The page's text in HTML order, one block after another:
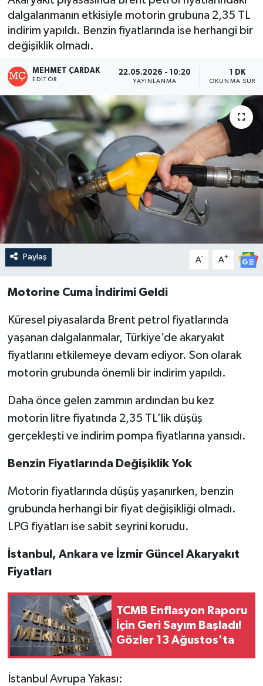
dalgalanmanın etkisiyle motorin grubuna 2,35 TL
indirim yapıldı. Benzin fiyatlarında ise herhangi bir
değişiklik olmadı.
MEHMET ÇARDAK
EDITÖR
22.05.2026 - 10:20
YAYINLANMA
1 DK
OKUNMA
Paylaş A- A+
Motorine Cuma İndirimi Geldi
Küresel piyasalarda Brent petrol fiyatlarında
yaşanan dalgalanmalar, Türkiye’de akaryakıt
fiyatlarını etkilemeye devam ediyor. Son olarak
motorin grubunda önemli bir indirim yapıldı.
Daha önce gelen zammın ardından bu kez
motorin litre fiyatında 2,35 TL’lik düşüş
gerçekleşti ve indirim pompa fiyatlarına yansıdı.
Benzin Fiyatlarında Değişiklik Yok
Motorin fiyatlarında düşüş yaşanırken, benzin
grubunda herhangi bir fiyat değişikliği olmadı.
LPG fiyatları ise sabit seyrini korudu.
İstanbul, Ankara ve İzmir Güncel Akaryakıt
Fiyatları
TCMB Enflasyon Raporu
İçin Geri Sayım Başladı!
Gözler 13 Ağustos'ta
İstanbul Avrupa Yakası: